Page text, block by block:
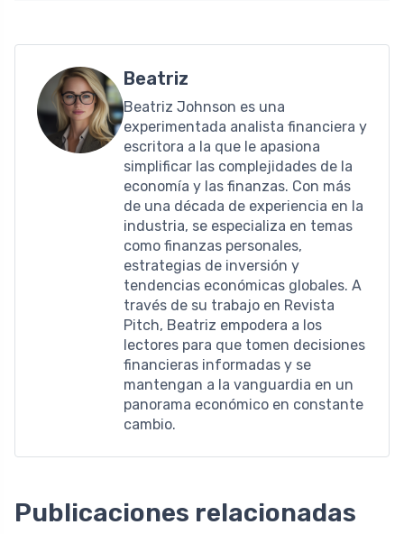
Beatriz
Beatriz Johnson es una
experimentada analista financiera y
escritora a la que le apasiona
simplificar las complejidades de la
economía y las finanzas. Con más
de una década de experiencia en la
industria, se especializa en temas
como finanzas personales,
estrategias de inversión y
tendencias económicas globales. A
través de su trabajo en Revista
Pitch, Beatriz empodera a los
lectores para que tomen decisiones
financieras informadas y se
mantengan a la vanguardia en un
panorama económico en constante
cambio.
Publicaciones relacionadas